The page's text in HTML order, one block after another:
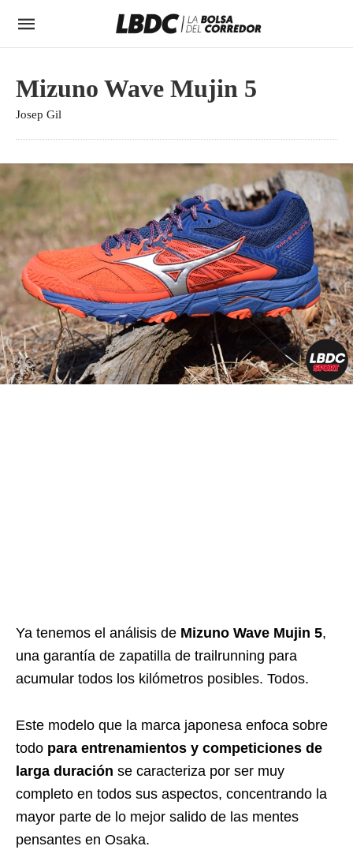
Mizuno Wave Mujin 5
Josep Gil
Ya tenemos el análisis de Mizuno Wave Mujin 5,
una garantía de zapatilla de trailrunning para
acumular todos los kilómetros posibles. Todos.
Este modelo que la marca japonesa enfoca sobre
todo para entrenamientos y competiciones de
larga duración se caracteriza por ser muy
completo en todos sus aspectos, concentrando la
mayor parte de lo mejor salido de las mentes
pensantes en Osaka.